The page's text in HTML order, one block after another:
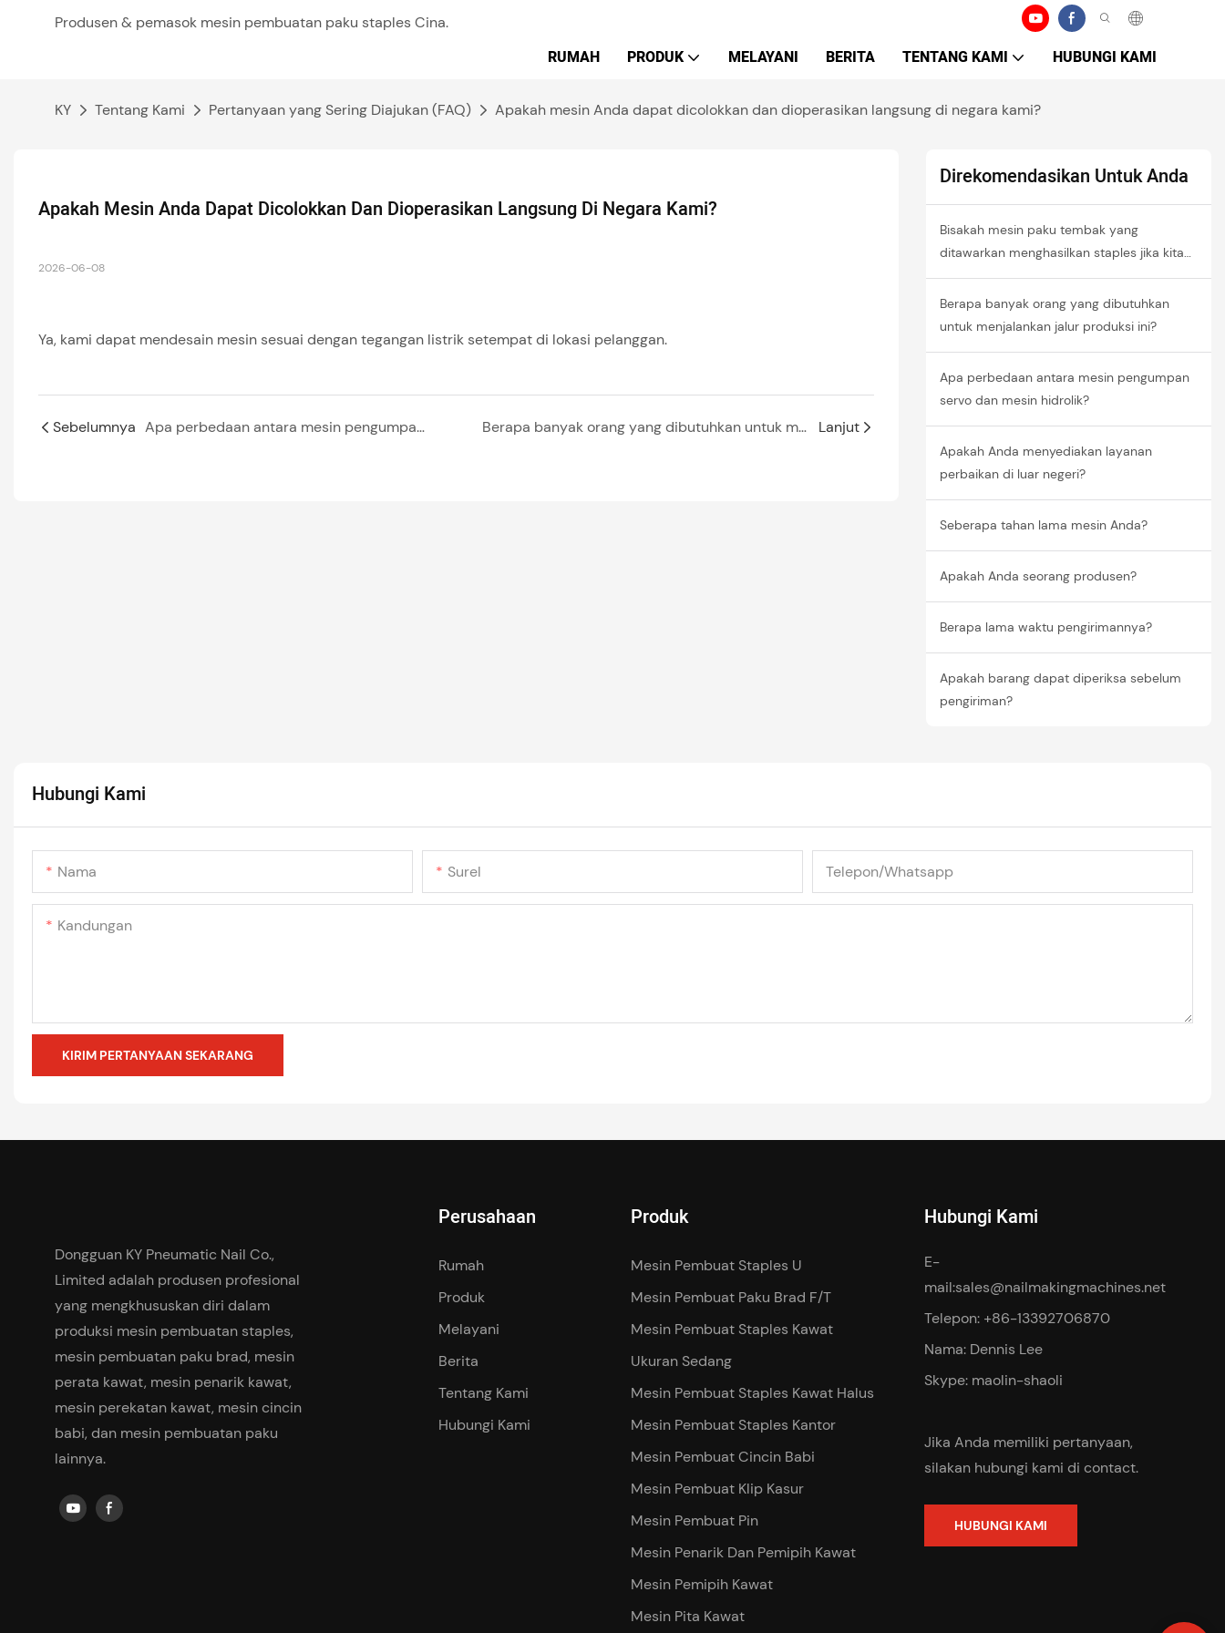
Produsen & pemasok mesin pembuatan paku staples Cina.
RUMAH PRODUK MELAYANI BERITA TENTANG KAMI HUBUNGI KAMI
KY Tentang Kami Pertanyaan yang Sering Diajukan (FAQ) Apakah mesin Anda dapat dicolokkan dan dioperasikan langsung di negara kami?
Apakah Mesin Anda Dapat Dicolokkan Dan Dioperasikan Langsung Di Negara Kami?
2026-06-08
Ya, kami dapat mendesain mesin sesuai dengan tegangan listrik setempat di lokasi pelanggan.
Sebelumnya Apa perbedaan antara mesin pengumpan servo dan mesin hidrolik? Berapa banyak orang yang dibutuhkan untuk menjalankan jalur produksi ini? Lanjut
Direkomendasikan Untuk Anda
Bisakah mesin paku tembak yang
ditawarkan menghasilkan staples jika kita
mengganti cetakannya?
Berapa banyak orang yang dibutuhkan
untuk menjalankan jalur produksi ini?
Apa perbedaan antara mesin pengumpan
servo dan mesin hidrolik?
Apakah Anda menyediakan layanan
perbaikan di luar negeri?
Seberapa tahan lama mesin Anda?
Apakah Anda seorang produsen?
Berapa lama waktu pengirimannya?
Apakah barang dapat diperiksa sebelum
pengiriman?
Hubungi Kami
Nama Surel Telepon/whatsapp
Kandungan
KIRIM PERTANYAAN SEKARANG
Dongguan KY Pneumatic Nail Co.,
Limited adalah produsen profesional
yang mengkhususkan diri dalam
produksi mesin pembuatan staples,
mesin pembuatan paku brad, mesin
perata kawat, mesin penarik kawat,
mesin perekatan kawat, mesin cincin
babi, dan mesin pembuatan paku
lainnya.
Perusahaan
Rumah
Produk
Melayani
Berita
Tentang Kami
Hubungi Kami
Produk
Mesin Pembuat Staples U
Mesin Pembuat Paku Brad F/T
Mesin Pembuat Staples Kawat
Ukuran Sedang
Mesin Pembuat Staples Kawat Halus
Mesin Pembuat Staples Kantor
Mesin Pembuat Cincin Babi
Mesin Pembuat Klip Kasur
Mesin Pembuat Pin
Mesin Penarik Dan Pemipih Kawat
Mesin Pemipih Kawat
Mesin Pita Kawat
Hubungi Kami
E-
mail:sales@nailmakingmachines.net
Telepon: +86-13392706870
Nama: Dennis Lee
Skype: maolin-shaoli
Jika Anda memiliki pertanyaan,
silakan hubungi kami di contact.
HUBUNGI KAMI